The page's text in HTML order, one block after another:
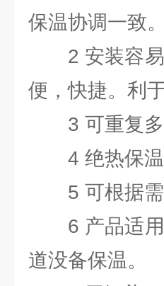
保温协调一致。
2 安装容易
便，快捷。利
3 可重复多
4 绝热保温
5 可根据需
6 产品适用
道没备保温。